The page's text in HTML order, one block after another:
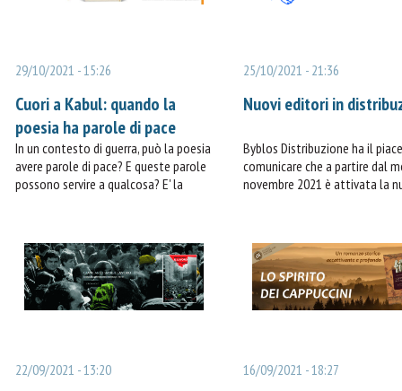
29/10/2021 - 15:26
Cuori a Kabul: quando la
poesia ha parole di pace
In un contesto di guerra, può la poesia
avere parole di pace? E queste parole
possono servire a qualcosa? E' la
25/10/2021 - 21:36
Nuovi editori in
Byblos Distribuzione ha il
comunicare che a partire dal
novembre 2021 è attivata la
nazionale ad esclusione della
LA ZISA Edizioni (Esclusiva
territorio nazionale)
22/09/2021 - 13:20 16/09/2021 - 18:27